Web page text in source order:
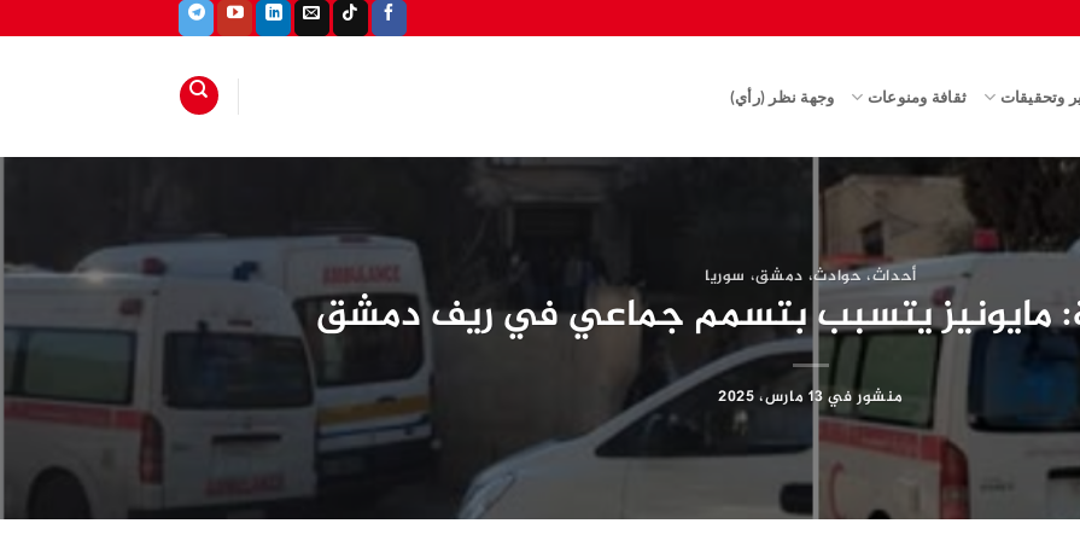
وتحقيقات ثقافة ومنوعات وجهة نظر (رأي)
أحداث،حوادث، دمشق، سوريا
مايونيز يتسبب بتسمم جماعي في ريف دمشق
منشور في13 مارس، 2025